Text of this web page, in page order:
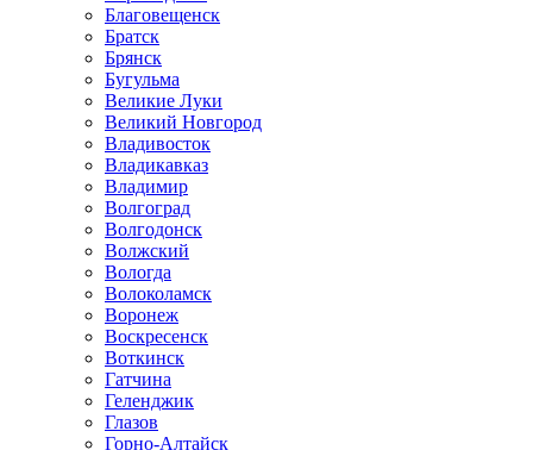
Благовещенск
Братск
Брянск
Бугульма
Великие Луки
Великий Новгород
Владивосток
Владикавказ
Владимир
Волгоград
Волгодонск
Волжский
Вологда
Волоколамск
Воронеж
Воскресенск
Воткинск
Гатчина
Геленджик
Глазов
Горно-Алтайск